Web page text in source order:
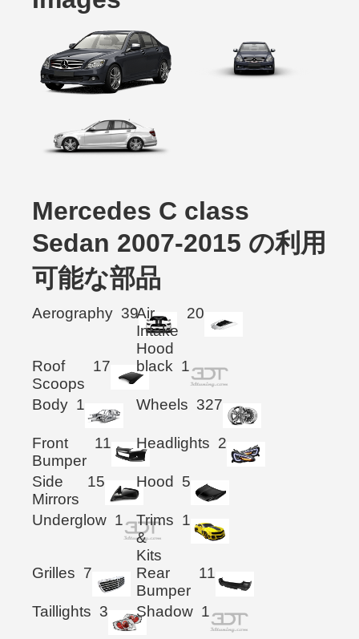
Mercedes C class
Sedan 2007-2015 の利用
可能な部品
Aerography 39Air
Intake
Hood
20
Roof
Scoops
17 black 1
Body 1 Wheels 327
Front
Bumper
11 Headlights 2
Side
Mirrors
15 Hood 5
Underglow 1
Trims
&
Kits
1
Grilles 7
Rear
Bumper
11
Taillights 3 Shadow 1